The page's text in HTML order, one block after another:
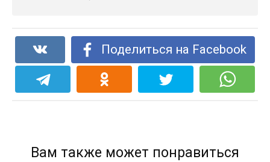
Поделиться на Facebook
Вам также может понравиться